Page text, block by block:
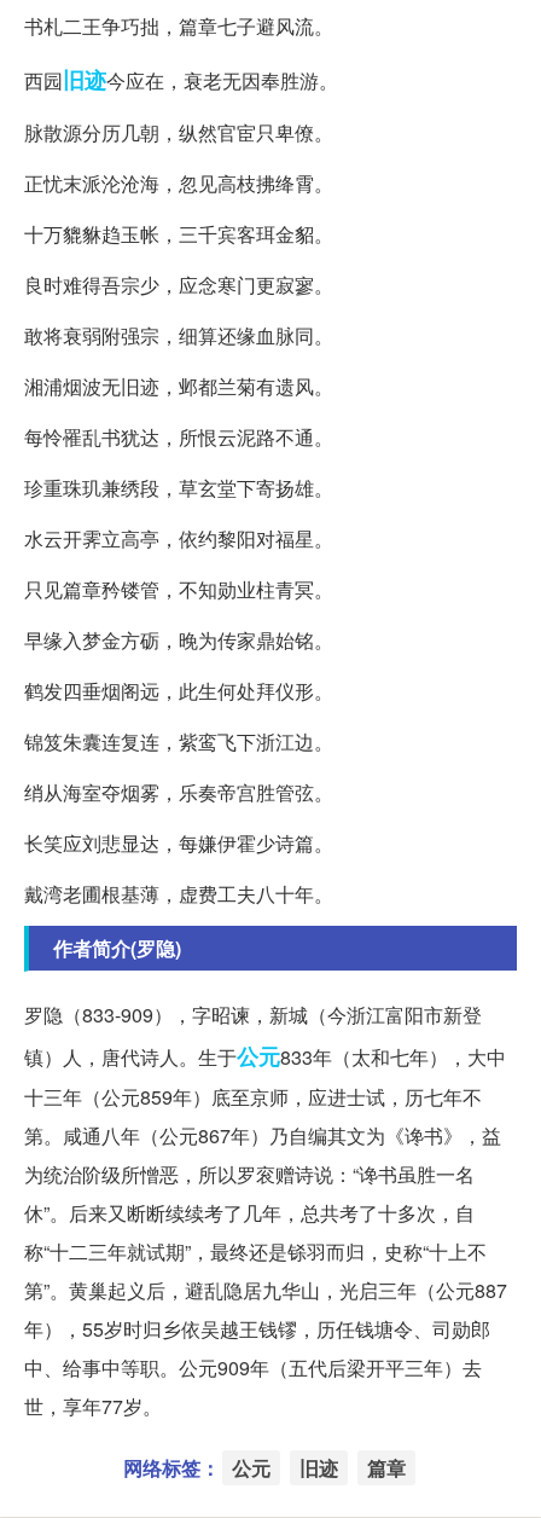
书札二王争巧拙，篇章七子避风流。
西园旧迹今应在，衰老无因奉胜游。
脉散源分历几朝，纵然官宦只卑僚。
正忧末派沦沧海，忽见高枝拂绛霄。
十万貔貅趋玉帐，三千宾客珥金貂。
良时难得吾宗少，应念寒门更寂寥。
敢将衰弱附强宗，细算还缘血脉同。
湘浦烟波无旧迹，邺都兰菊有遗风。
每怜罹乱书犹达，所恨云泥路不通。
珍重珠玑兼绣段，草玄堂下寄扬雄。
水云开霁立高亭，依约黎阳对福星。
只见篇章矜镂管，不知勋业柱青冥。
早缘入梦金方砺，晚为传家鼎始铭。
鹤发四垂烟阁远，此生何处拜仪形。
锦笈朱囊连复连，紫鸾飞下浙江边。
绡从海室夺烟雾，乐奏帝宫胜管弦。
长笑应刘悲显达，每嫌伊霍少诗篇。
戴湾老圃根基薄，虚费工夫八十年。
作者简介(罗隐)
罗隐（833-909），字昭谏，新城（今浙江富阳市新登
镇）人，唐代诗人。生于公元833年（太和七年），大中
十三年（公元859年）底至京师，应进士试，历七年不
第。咸通八年（公元867年）乃自编其文为《谗书》，益
为统治阶级所憎恶，所以罗衮赠诗说：“谗书虽胜一名
休”。后来又断断续续考了几年，总共考了十多次，自
称“十二三年就试期”，最终还是铩羽而归，史称“十上不
第”。黄巢起义后，避乱隐居九华山，光启三年（公元887
年），55岁时归乡依吴越王钱镠，历任钱塘令、司勋郎
中、给事中等职。公元909年（五代后梁开平三年）去
世，享年77岁。
网络标签： 公元 旧迹 篇章